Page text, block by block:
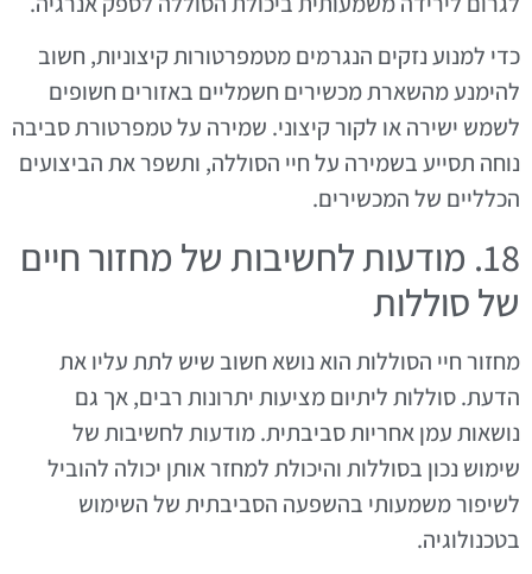
כדי למנוע נזקים הנגרמים מטמפרטורות קיצוניות, חשוב
להימנע מהשארת מכשירים חשמליים באזורים חשופים
לשמש ישירה או לקור קיצוני. שמירה על טמפרטורת סביבה
נוחה תסייע בשמירה על חיי הסוללה, ותשפר את הביצועים
הכלליים של המכשירים.
18. מודעות לחשיבות של מחזור חיים
של סוללות
מחזור חיי הסוללות הוא נושא חשוב שיש לתת עליו את
הדעת. סוללות ליתיום מציעות יתרונות רבים, אך גם
נושאות עמן אחריות סביבתית. מודעות לחשיבות של
שימוש נכון בסוללות והיכולת למחזר אותן יכולה להוביל
לשיפור משמעותי בהשפעה הסביבתית של השימוש
בטכנולוגיה.